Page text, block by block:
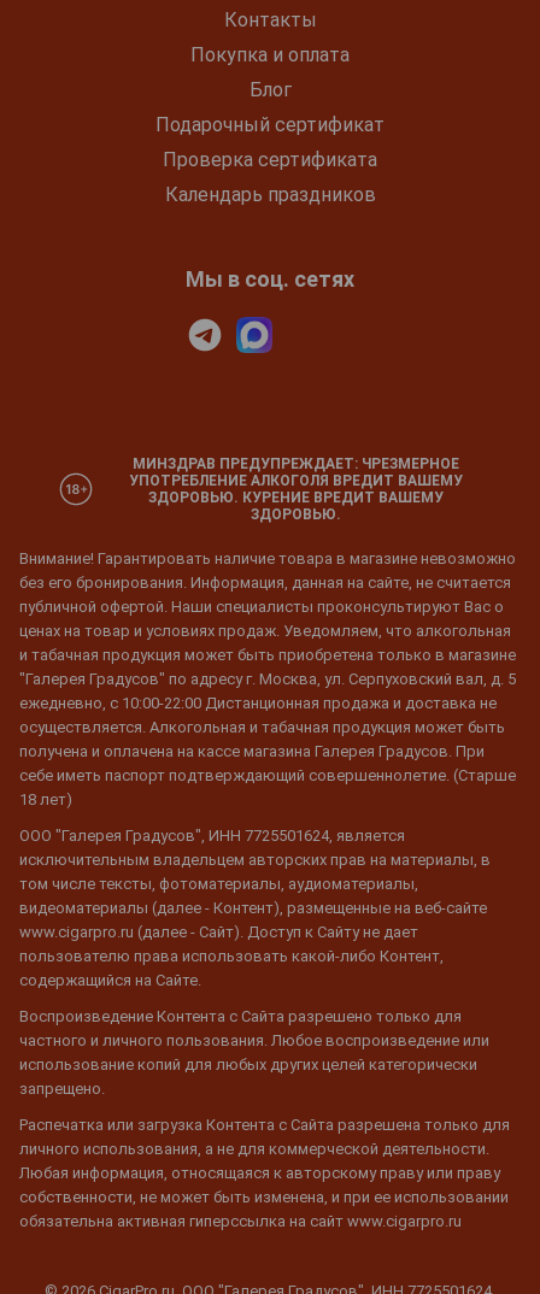
Контакты
Покупка и оплата
Блог
Подарочный сертификат
Проверка сертификата
Календарь праздников
Мы в соц. сетях
МИНЗДРАВ ПРЕДУПРЕЖДАЕТ: ЧРЕЗМЕРНОЕ
УПОТРЕБЛЕНИЕ АЛКОГОЛЯ ВРЕДИТ ВАШЕМУ
ЗДОРОВЬЮ. КУРЕНИЕ ВРЕДИТ ВАШЕМУ
ЗДОРОВЬЮ.
Внимание! Гарантировать наличие товара в магазине невозможно
без его бронирования. Информация, данная на сайте, не считается
публичной офертой. Наши специалисты проконсультируют Вас о
ценах на товар и условиях продаж. Уведомляем, что алкогольная
и табачная продукция может быть приобретена только в магазине
"Галерея Градусов" по адресу г. Москва, ул. Серпуховский вал, д. 5
ежедневно, с 10:00-22:00 Дистанционная продажа и доставка не
осуществляется. Алкогольная и табачная продукция может быть
получена и оплачена на кассе магазина Галерея Градусов. При
себе иметь паспорт подтверждающий совершеннолетие. (Старше
18 лет)
ООО "Галерея Градусов", ИНН 7725501624, является
исключительным владельцем авторских прав на материалы, в
том числе тексты, фотоматериалы, аудиоматериалы,
видеоматериалы (далее - Контент), размещенные на веб-сайте
www.cigarpro.ru (далее - Сайт). Доступ к Сайту не дает
пользователю права использовать какой-либо Контент,
содержащийся на Сайте.
Воспроизведение Контента с Сайта разрешено только для
частного и личного пользования. Любое воспроизведение или
использование копий для любых других целей категорически
запрещено.
Распечатка или загрузка Контента с Сайта разрешена только для
личного использования, а не для коммерческой деятельности.
Любая информация, относящаяся к авторскому праву или праву
собственности, не может быть изменена, и при ее использовании
обязательна активная гиперссылка на сайт www.cigarpro.ru